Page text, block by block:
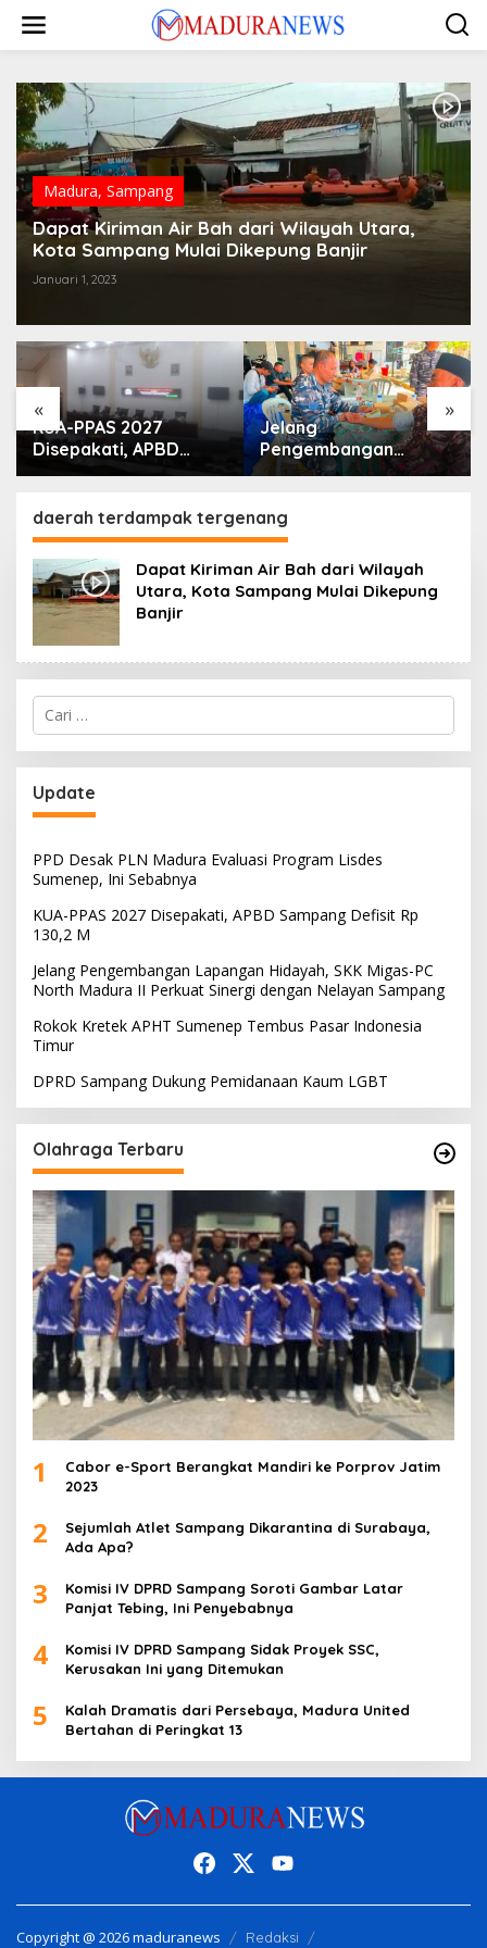
konten
Madura, Sampang
Dapat Kiriman Air Bah dari Wilayah Utara,
Kota Sampang Mulai Dikepung Banjir
Januari 1, 2023
« »
KUA-PPAS 2027
Disepakati, APBD
Sampang Defisit Rp
Jelang
Pengembangan
Lapangan Hidayah,
Madura II Perkuat
Sinergi dengan
daerah terdampak tergenang
Dapat Kiriman Air Bah dari Wilayah
Utara, Kota Sampang Mulai Dikepung
Banjir
Cari
untuk:
Update
PPD Desak PLN Madura Evaluasi Program Lisdes
Sumenep, Ini Sebabnya
KUA-PPAS 2027 Disepakati, APBD Sampang Defisit Rp
130,2 M
Jelang Pengembangan Lapangan Hidayah, SKK Migas-PC
North Madura II Perkuat Sinergi dengan Nelayan Sampang
Rokok Kretek APHT Sumenep Tembus Pasar Indonesia
Timur
DPRD Sampang Dukung Pemidanaan Kaum LGBT
Olahraga Terbaru
1
Cabor e-Sport Berangkat Mandiri ke Porprov Jatim
2023
2
Sejumlah Atlet Sampang Dikarantina di Surabaya,
Ada Apa?
3
Komisi IV DPRD Sampang Soroti Gambar Latar
Panjat Tebing, Ini Penyebabnya
4
Komisi IV DPRD Sampang Sidak Proyek SSC,
Kerusakan Ini yang Ditemukan
5
Kalah Dramatis dari Persebaya, Madura United
Bertahan di Peringkat 13
Copyright @ 2026 maduranews
Redaksi